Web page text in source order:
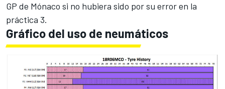
GP de Mónaco si no hubiera sido por su error en la
práctica 3.
Gráfico del uso de neumáticos